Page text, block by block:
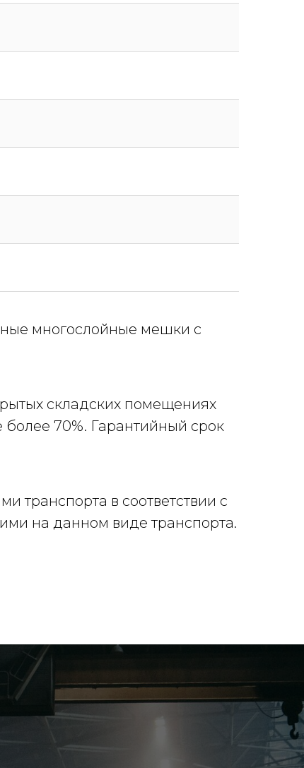
многослойные мешки с
складских помещениях
более 70%. Гарантийный срок
транспорта в соответствии с
на данном виде транспорта.